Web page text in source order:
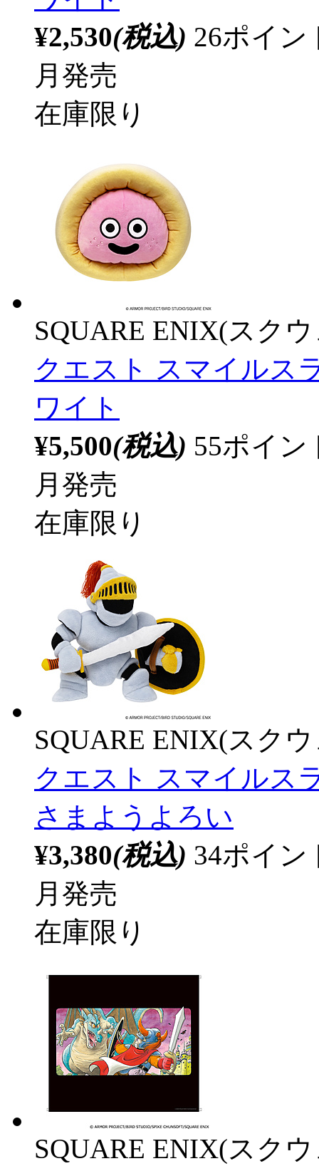
¥2,530(税込) 26ポイ
月発売
在庫限り
SQUARE ENIX(スク
クエスト スマイルス
ワイト
¥5,500(税込) 55ポイ
月発売
在庫限り
SQUARE ENIX(スク
クエスト スマイルス
さまようよろい
¥3,380(税込) 34ポイ
月発売
在庫限り
SQUARE ENIX(スク